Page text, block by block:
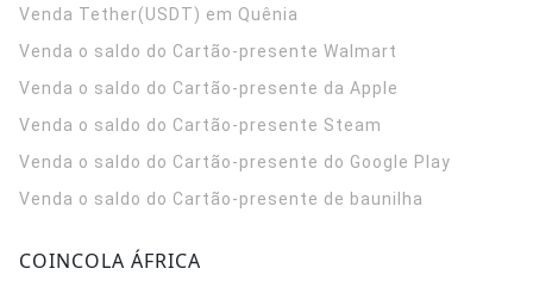
Venda Tether(USDT) em Quênia
Venda o saldo do Cartão-presente Walmart
Venda o saldo do Cartão-presente da Apple
Venda o saldo do Cartão-presente Steam
Venda o saldo do Cartão-presente do Google Play
Venda o saldo do Cartão-presente de baunilha
COINCOLA ÁFRICA